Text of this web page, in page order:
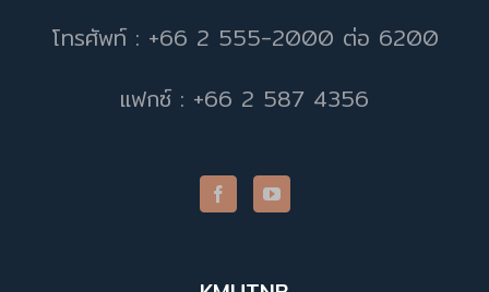
โทรศัพท์ : +66 2 555-2000 ต่อ 6200
แฟกซ์ : +66 2 587 4356